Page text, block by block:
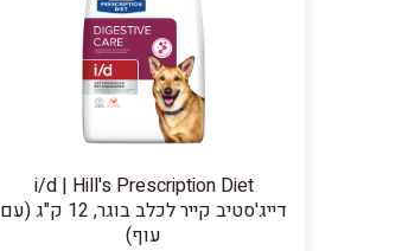
i/d | Hill's Prescription Diet
דייג'סטיב קייר לכלב בוגר, 12 ק"ג (עם
עוף)